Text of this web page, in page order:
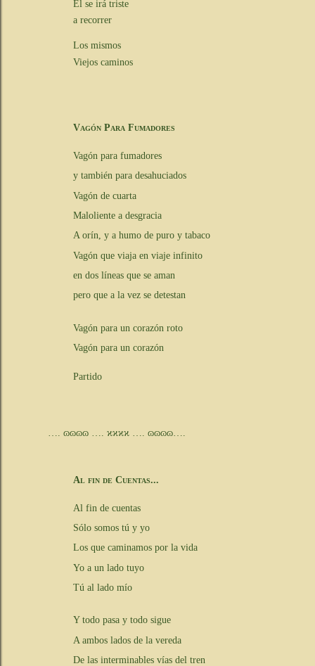
Él se irá triste
a recorrer
Los mismos
Viejos caminos
Vagón Para Fumadores
Vagón para fumadores
y también para desahuciados
Vagón de cuarta
Maloliente a desgracia
A orín, y a humo de puro y tabaco
Vagón que viaja en viaje infinito
en dos líneas que se aman
pero que a la vez se detestan
Vagón para un corazón roto
Vagón para un corazón
Partido
…. ɷɷɷɷ …. ϰϰϰϰ …. ɷɷɷɷ….
Al fin de Cuentas...
Al fin de cuentas
Sólo somos tú y yo
Los que caminamos por la vida
Yo a un lado tuyo
Tú al lado mío
Y todo pasa y todo sigue
A ambos lados de la vereda
De las interminables vías del tren